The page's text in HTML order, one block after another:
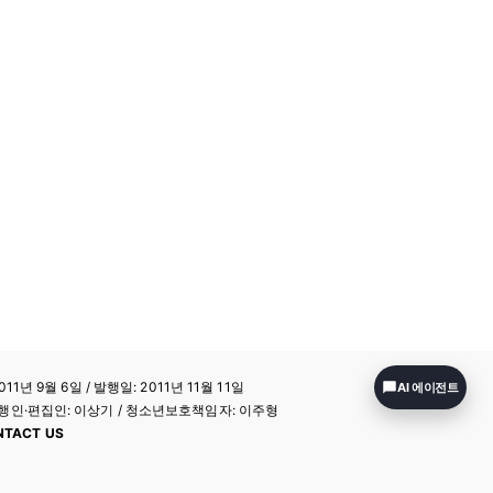
년 9월 6일 / 발행일: 2011년 11월 11일
·편집인: 이상기 / 청소년보호책임자: 이주형
US
AI 에이전트